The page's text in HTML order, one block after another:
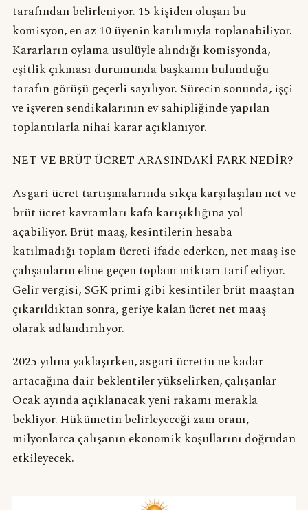
tarafından belirleniyor. 15 kişiden oluşan bu
komisyon, en az 10 üyenin katılımıyla toplanabiliyor.
Kararların oylama usulüyle alındığı komisyonda,
eşitlik çıkması durumunda başkanın bulunduğu
tarafın görüşü geçerli sayılıyor. Sürecin sonunda, işçi
ve işveren sendikalarının ev sahipliğinde yapılan
toplantılarla nihai karar açıklanıyor.
NET VE BRÜT ÜCRET ARASINDAKİ FARK NEDİR?
Asgari ücret tartışmalarında sıkça karşılaşılan net ve
brüt ücret kavramları kafa karışıklığına yol
açabiliyor. Brüt maaş, kesintilerin hesaba
katılmadığı toplam ücreti ifade ederken, net maaş ise
çalışanların eline geçen toplam miktarı tarif ediyor.
Gelir vergisi, SGK primi gibi kesintiler brüt maaştan
çıkarıldıktan sonra, geriye kalan ücret net maaş
olarak adlandırılıyor.
2025 yılına yaklaşırken, asgari ücretin ne kadar
artacağına dair beklentiler yükselirken, çalışanlar
Ocak ayında açıklanacak yeni rakamı merakla
bekliyor. Hükümetin belirleyeceği zam oranı,
milyonlarca çalışanın ekonomik koşullarını doğrudan
etkileyecek.